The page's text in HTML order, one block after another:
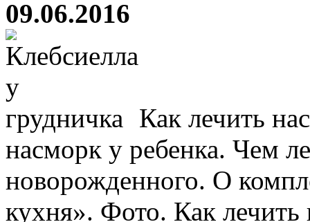
09.06.2016
Как лечить
насморк у ребенка. Чем
новорожденного. О
кухня». Фото. Как лечить